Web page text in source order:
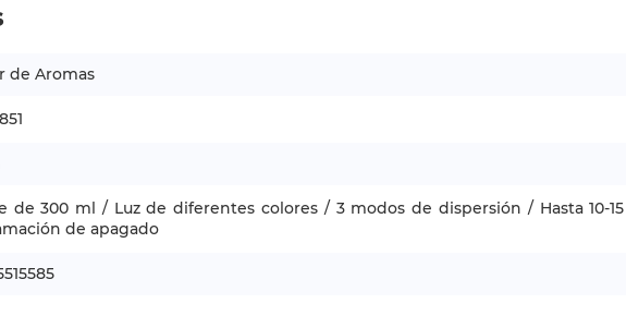
de Aromas
de 300 ml / Luz de diferentes colores / 3 modos de dispersión / Hasta 10-
de apagado